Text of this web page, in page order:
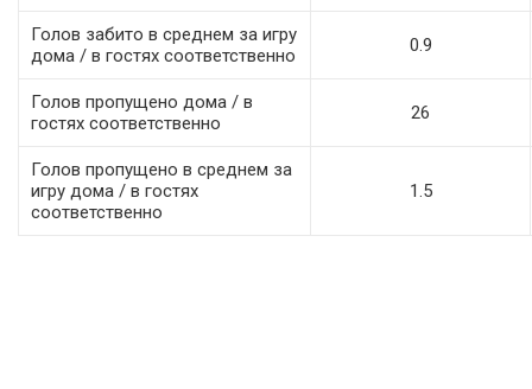
Голов забито в среднем за игру
дома / в гостях соответственно
0.9
Голов пропущено дома / в
гостях соответственно
26
Голов пропущено в среднем за
игру дома / в гостях
соответственно
1.5